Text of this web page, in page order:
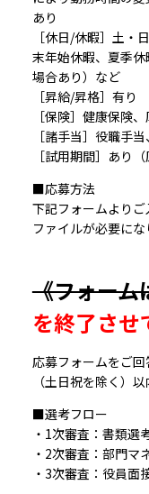
あり
［休日/休暇］土・
末年始休暇、夏季
場合あり）など
［昇給/昇格］有り
［保険］健康保険
［諸手当］役職手
［試用期間］あり
■応募方法
下記フォームより
ファイルが必要にな
《フォーム
を終了させ
応募フォームをご
（土日祝を除く）
■選考フロー
・1次審査：書類選
・2次審査：部門マ
・3次審査：役員面